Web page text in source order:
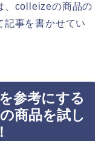
、colleizeの商品の
記事を書かせてい
参考にする
商品を試し